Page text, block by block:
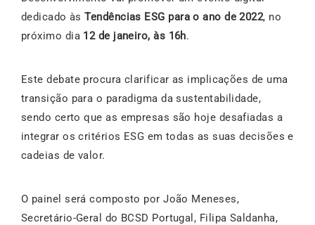
dedicado àsTendências ESG para o ano de 2022, no
próximo dia 12 de janeiro, às 16h.
Este debate procura clarificar as implicações de uma
transição para o paradigma da sustentabilidade,
sendo certo que as empresas são hoje desafiadas a
integrar os critérios ESG em todas as suas decisões e
cadeias de valor.
O painel será composto por João Meneses,
Secretário-Geral do BCSD Portugal, Filipa Saldanha,